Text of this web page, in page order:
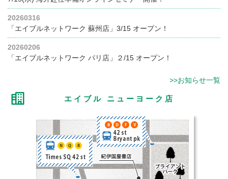
20260316
「エイブルネットワーク 蘇州店」3/15 オープン！
20260206
「エイブルネットワーク パリ店」２/15 オープン！
>>お知らせ一覧
エイブル ニューヨーク店